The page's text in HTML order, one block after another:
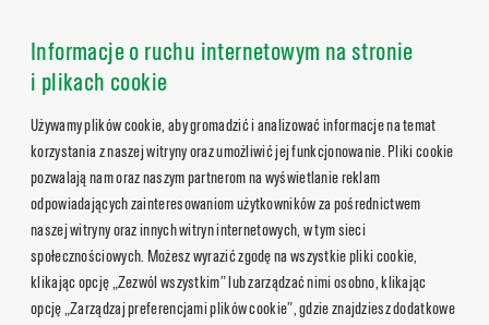
Informacje o ruchu internetowym na stronie
i plikach cookie
Używamy plików cookie, aby gromadzić i analizować informacje na temat
korzystania z naszej witryny oraz umożliwić jej funkcjonowanie. Pliki cookie
pozwalają nam oraz naszym partnerom na wyświetlanie reklam
odpowiadających zainteresowaniom użytkowników za pośrednictwem
naszej witryny oraz innych witryn internetowych, w tym sieci
społecznościowych. Możesz wyrazić zgodę na wszystkie pliki cookie,
klikając opcję „Zezwól wszystkim” lub zarządzać nimi osobno, klikając
opcję „Zarządzaj preferencjami plików cookie”, gdzie znajdziesz dodatkowe